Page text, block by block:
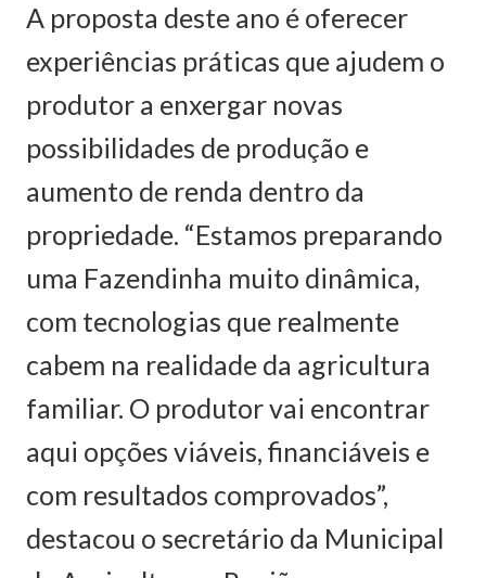
A proposta deste ano é oferecer
experiências práticas que ajudem o
produtor a enxergar novas
possibilidades de produção e
aumento de renda dentro da
propriedade. “Estamos preparando
uma Fazendinha muito dinâmica,
com tecnologias que realmente
cabem na realidade da agricultura
familiar. O produtor vai encontrar
aqui opções viáveis, financiáveis e
com resultados comprovados”,
destacou o secretário da Municipal